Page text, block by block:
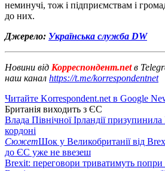
неминучі, тож і підприємствам і
до них.
Джерело: Українська служба DW
Новини від Корреспондент.netв
наш канал https://t.me/korrespondentnet
Читайте Korrespondent.net в Google
Британія виходить з ЄС
Влада Північної Ірландії
кордоні
СюжетШок у Великобританії від
до ЄС уже не ввезеш
Brexit: переговори триватимуть попри